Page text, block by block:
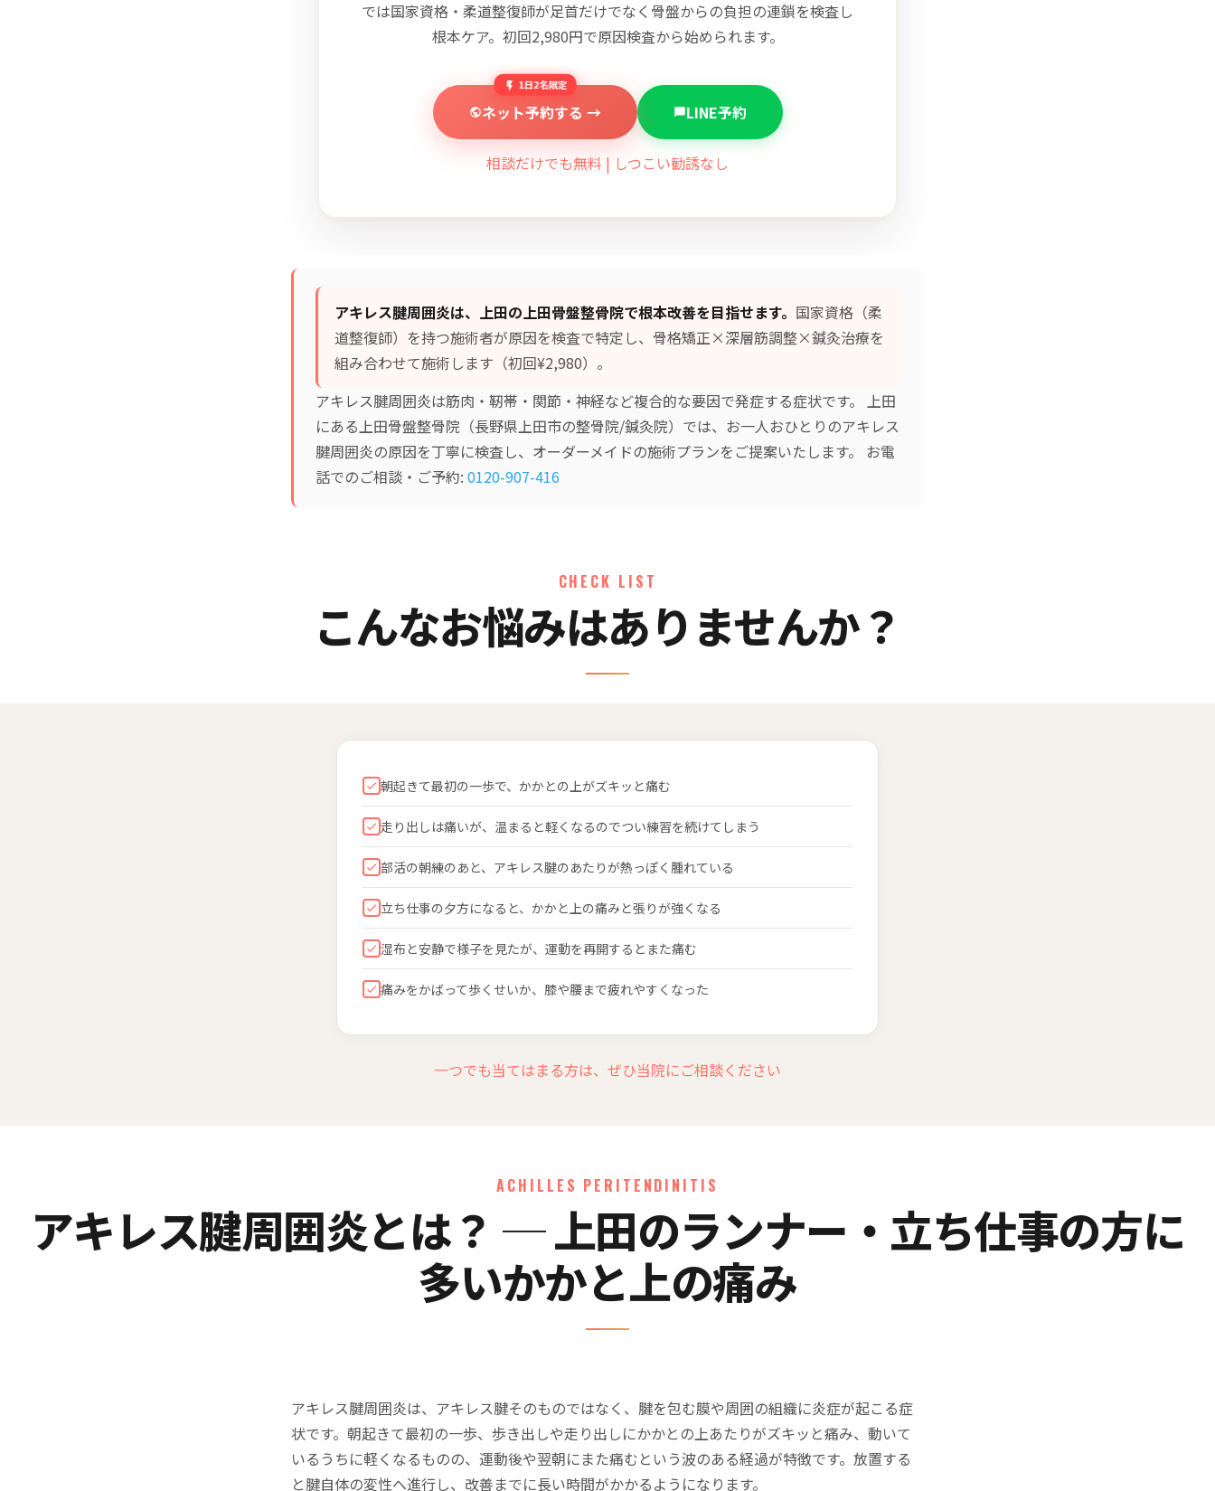
では国家資格・柔道整復師が足首だけでなく骨盤からの負担の連鎖を検査し
根本ケア。初回2,980円で原因検査から始められます。
1日2名限定
ネット予約する → LINE予約
相談だけでも無料 | しつこい勧誘なし
アキレス腱周囲炎は、上田の上田骨盤整骨院で根本改善を目指せます。 国家資格（柔
道整復師）を持つ施術者が原因を検査で特定し、 骨格矯正×深層筋調整×鍼灸治療を
組み合わせて施術します（初回¥2,980）。
アキレス腱周囲炎は筋肉・靭帯・関節・神経など複合的な要因で発症する症状です。 上田
にある上田骨盤整骨院（長野県上田市の整骨院/鍼灸院）では、お一人おひとりのアキレス
腱周囲炎の原因を丁寧に検査し、オーダーメイドの施術プランをご提案いたします。 お電
話でのご相談・ご予約: 0120-907-416
CHECK LIST
こんなお悩みはありませんか？
朝起きて最初の一歩で、かかとの上がズキッと痛む
走り出しは痛いが、温まると軽くなるのでつい練習を続けてしまう
部活の朝練のあと、アキレス腱のあたりが熱っぽく腫れている
立ち仕事の夕方になると、かかと上の痛みと張りが強くなる
湿布と安静で様子を見たが、運動を再開するとまた痛む
痛みをかばって歩くせいか、膝や腰まで疲れやすくなった
一つでも当てはまる方は、ぜひ当院にご相談ください
ACHILLES PERITENDINITIS
アキレス腱周囲炎とは？ ─ 上田のランナー・立ち仕事の方に
多いかかと上の痛み
アキレス腱周囲炎は、アキレス腱そのものではなく、腱を包む膜や周囲の組織に炎症が起こる症
状です。朝起きて最初の一歩、歩き出しや走り出しにかかとの上あたりがズキッと痛み、動いて
いるうちに軽くなるものの、運動後や翌朝にまた痛むという波のある経過が特徴です。放置する
と腱自体の変性へ進行し、改善までに長い時間がかかるようになります。